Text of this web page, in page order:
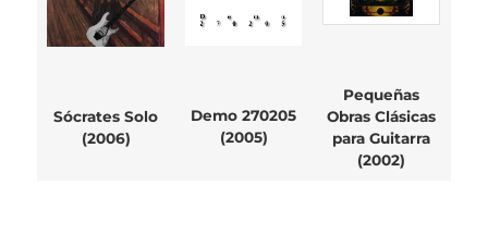
Sócrates Solo
(2006)
Demo 270205
(2005)
Pequeñas
Obras Clásicas
para Guitarra
(2002)